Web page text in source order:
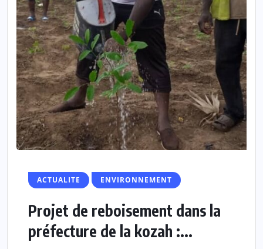
ACTUALITE ENVIRONNEMENT
Projet de reboisement dans la
préfecture de la kozah :...